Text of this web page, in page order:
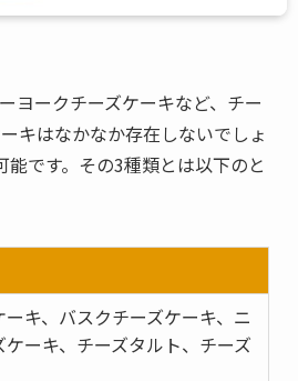
ヨークチーズケーキなど、チー
キはなかなか存在しないでしょ
です。その3種類とは以下のと
キ、バスクチーズケーキ、ニ
ーキ、チーズタルト、チーズ